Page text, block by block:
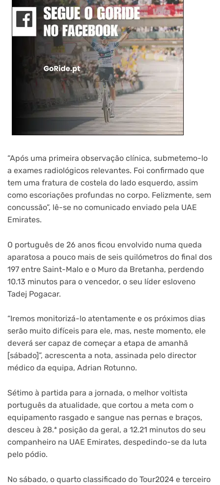
“Após uma primeira observação clínica, submetemo-lo
a exames radiológicos relevantes. Foi confirmado que
tem uma fratura de costela do lado esquerdo, assim
como escoriações profundas no corpo. Felizmente, sem
concussão”, lê-se no comunicado enviado pela UAE
Emirates.
O português de 26 anos ficou envolvido numa queda
aparatosa a pouco mais de seis quilómetros do final dos
197 entre Saint-Malo e o Muro da Bretanha, perdendo
10.13 minutos para o vencedor, o seu líder esloveno
Tadej Pogacar.
“Iremos monitorizá-lo atentamente e os próximos dias
serão muito difíceis para ele, mas, neste momento, ele
deverá ser capaz de começar a etapa de amanhã
[sábado]”, acrescenta a nota, assinada pelo director
médico da equipa, Adrian Rotunno.
Sétimo à partida para a jornada, o melhor voltista
português da atualidade, que cortou a meta com o
equipamento rasgado e sangue nas pernas e braços,
desceu à 28.ª posição da geral, a 12.21 minutos do seu
companheiro na UAE Emirates, despedindo-se da luta
pelo pódio.
No sábado, o quarto classificado do Tour2024 e terceiro